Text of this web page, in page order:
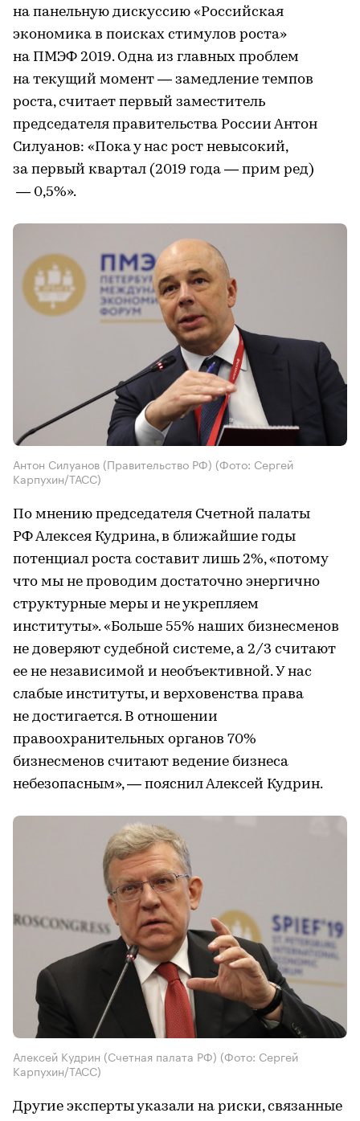
на панельную дискуссию «Российская
экономика в поисках стимулов роста»
на ПМЭФ 2019. Одна из главных проблем
на текущий момент — замедление темпов
роста, считает первый заместитель
председателя правительства России Антон
Силуанов: «Пока у нас рост невысокий,
за первый квартал (2019 года — прим ред)
— 0,5%».
Антон Силуанов (Правительство РФ) (Фото: Сергей
Карпухин/ТАСС)
По мнению председателя Счетной палаты
РФ Алексея Кудрина, в ближайшие годы
потенциал роста составит лишь 2%, «потому
что мы не проводим достаточно энергично
структурные меры и не укрепляем
институты». «Больше 55% наших бизнесменов
не доверяют судебной системе, а 2/3 считают
ее не независимой и необъективной. У нас
слабые институты, и верховенства права
не достигается. В отношении
правоохранительных органов 70%
бизнесменов считают ведение бизнеса
небезопасным», — пояснил Алексей Кудрин.
Алексей Кудрин (Счетная палата РФ) (Фото: Сергей
Карпухин/ТАСС)
Другие эксперты указали на риски, связанные